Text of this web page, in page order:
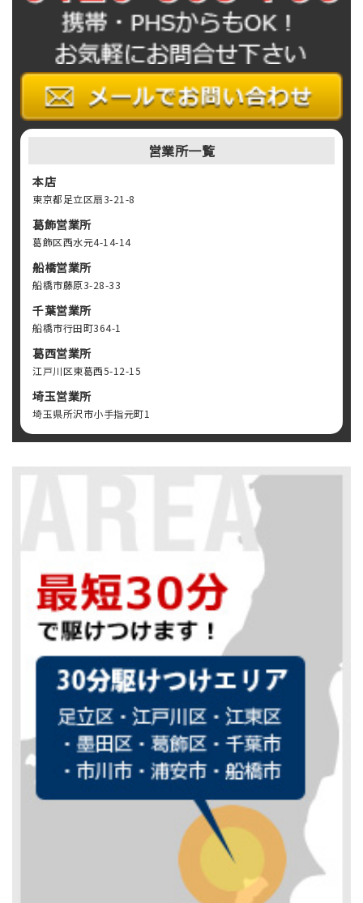
営業所一覧
本店
東京都足立区扇3-21-8
葛飾営業所
葛飾区西水元4-14-14
船橋営業所
船橋市藤原3-28-33
千葉営業所
船橋市行田町364-1
葛西営業所
江戸川区東葛西5-12-15
埼玉営業所
埼玉県所沢市小手指元町1